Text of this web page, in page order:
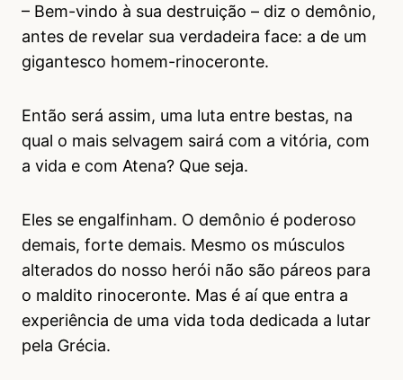
– Bem-vindo à sua destruição – diz o demônio,
antes de revelar sua verdadeira face: a de um
gigantesco homem-rinoceronte.
Então será assim, uma luta entre bestas, na
qual o mais selvagem sairá com a vitória, com
a vida e com Atena? Que seja.
Eles se engalfinham. O demônio é poderoso
demais, forte demais. Mesmo os músculos
alterados do nosso herói não são páreos para
o maldito rinoceronte. Mas é aí que entra a
experiência de uma vida toda dedicada a lutar
pela Grécia.